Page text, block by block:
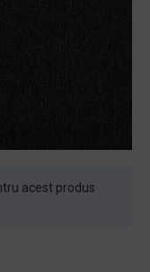
acest produs